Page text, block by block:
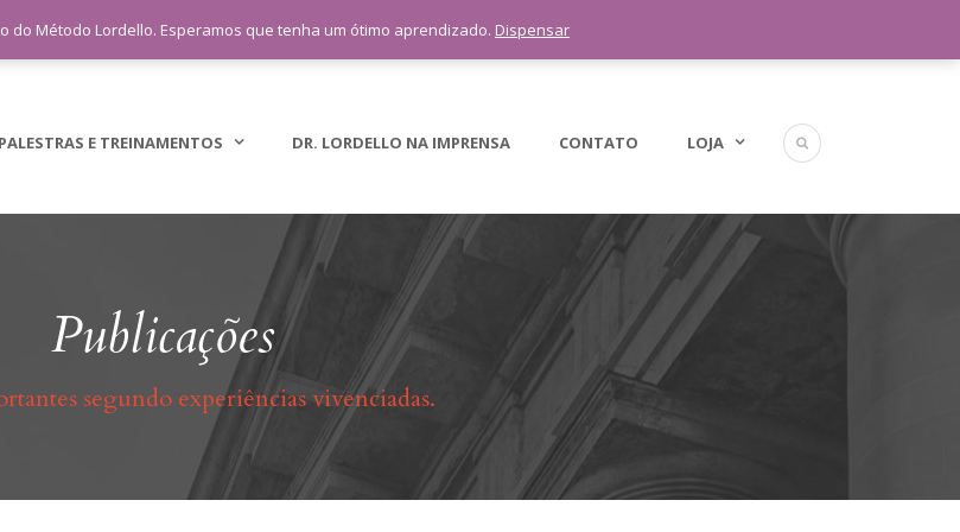
sac@lordellotreinamento.com.br +55 11 9 1398-3091
PALESTRAS E TREINAMENTOS DR. LORDELLO NA IMPRENSA CONTATO LOJA
Publicações
segundo experiências vivenciadas.
do Método Lordello. Esperamos que tenha um ótimo aprendizado. Dispensar